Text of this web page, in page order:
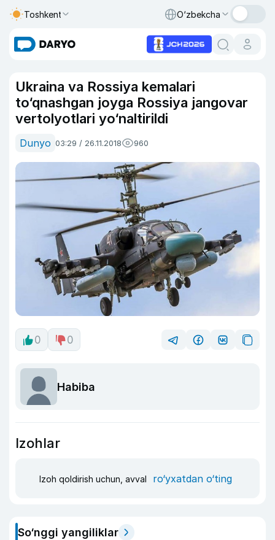
Toshkent O‘zbekcha
Ukraina va Rossiya kemalari
to‘qnashgan joyga Rossiya jangovar
vertolyotlari yo‘naltirildi
Dunyo 03:29 / 26.11.2018 960
0 0
Habiba
Izohlar
Izoh qoldirish uchun, avval ro‘yxatdan o‘ting
So‘nggi yangiliklar